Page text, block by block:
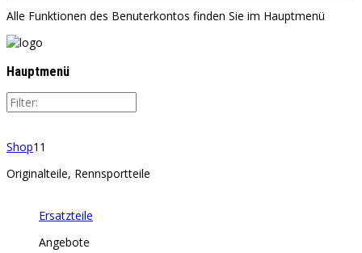
Alle Funktionen des Benuterkontos finden Sie im Hauptmenü
Hauptmenü
Shop11
Originalteile, Rennsportteile
Ersatzteile
Angebote